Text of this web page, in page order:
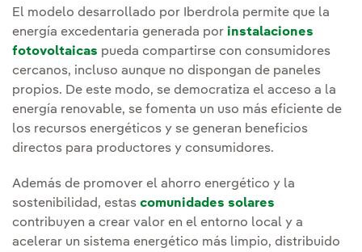
El modelo desarrollado por Iberdrola permite que la
energía excedentaria generada por instalaciones
fotovoltaicas pueda compartirse con consumidores
cercanos, incluso aunque no dispongan de paneles
propios. De este modo, se democratiza el acceso a la
energía renovable, se fomenta un uso más eficiente de
los recursos energéticos y se generan beneficios
directos para productores y consumidores.
Además de promover el ahorro energético y la
sostenibilidad, estas comunidades solares
contribuyen a crear valor en el entorno local y a
acelerar un sistema energético más limpio, distribuido